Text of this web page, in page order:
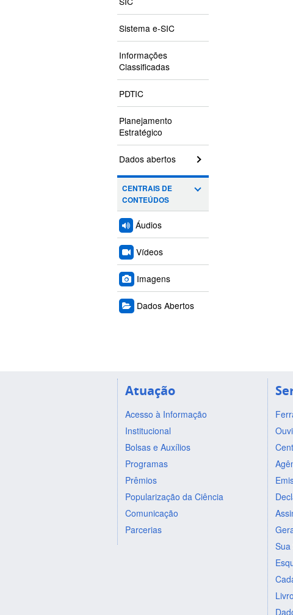
Sistema e-SIC
Informações
Classificadas
PDTIC
Planejamento
Estratégico
Dados abertos
CENTRAIS DE
CONTEÚDOS
Áudios
Vídeos
Imagens
Dados Abertos
Atuação
Acesso à Informação
Institucional
Bolsas e Auxílios
Programas
Prêmios
Popularização da Ciência
Comunicação
Parcerias
Sua